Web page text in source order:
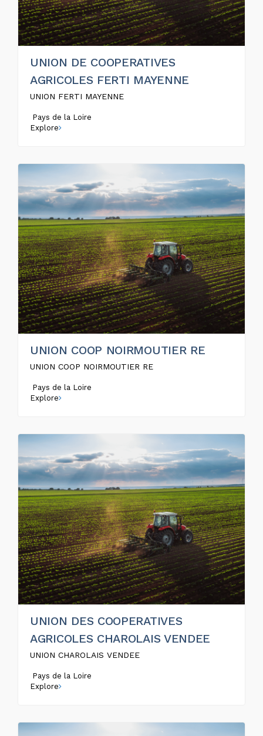
UNION DE COOPERATIVES
AGRICOLES FERTI MAYENNE
UNION FERTI MAYENNE
Pays de la Loire
Explore
UNION COOP NOIRMOUTIER RE
UNION COOP NOIRMOUTIER RE
Pays de la Loire
Explore
UNION DES COOPERATIVES
AGRICOLES CHAROLAIS VENDEE
UNION CHAROLAIS VENDEE
Pays de la Loire
Explore